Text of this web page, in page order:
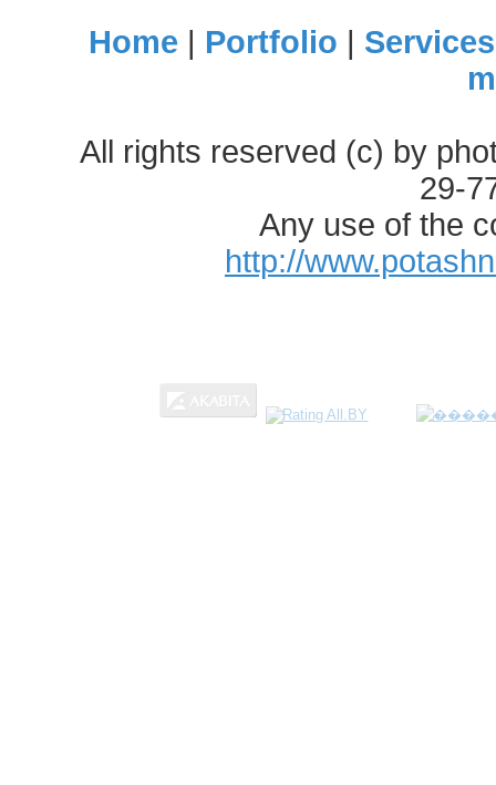
Home | Portfolio | Services
All rights reserved (c) by
29-
Any use of the
http://